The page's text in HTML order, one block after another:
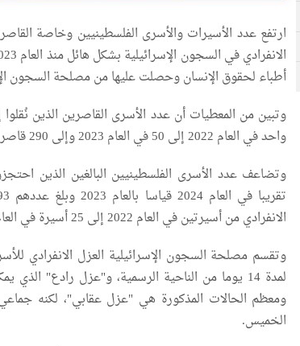
ارتفع عدد الأسيرات والأسرى الفلسطينيين وخاصة
أطباء لحقوق الإنسان وحصلت عليها من مصلحة السجون
وتبين من المعطيات أن عدد الأسرى القاصرين الذين
واحد في العام 2022 إلى 50 في العام 2023 وإلى 290 قاصرا في العام 2024.
وتضاعف عدد الأسرى الفلسطينيين البالغين الذين
الانفرادي من أسيرتين في العام 2022 إلى 25 أسيرة في العام 2024.
وتقسم مصلحة السجون الإسرائيلية العزل الانفرادي
لمدة 14 يوما من الناحية الرسمية، و"عزل رادع"
ومعظم الحالات المذكورة هي "عزل عقابي"، لكنه
الخميس.